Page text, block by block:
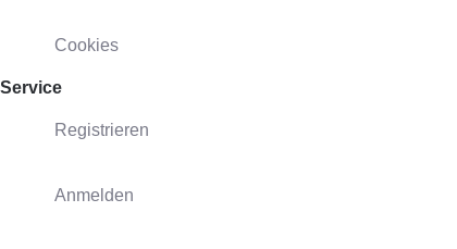
Cookies
Service
Registrieren
Anmelden